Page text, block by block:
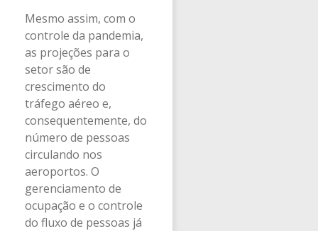
Mesmo assim, com o
controle da pandemia,
as projeções para o
setor são de
crescimento do
tráfego aéreo e,
consequentemente, do
número de pessoas
circulando nos
aeroportos. O
gerenciamento de
ocupação e o controle
do fluxo de pessoas já